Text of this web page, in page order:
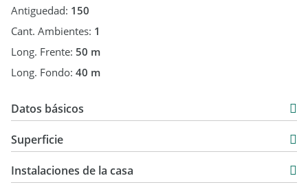
Antiguedad: 150
Cant. Ambientes: 1
Long. Frente: 50 m
Long. Fondo: 40 m
Datos básicos
USD 1.500.000
Superficie
2.025 m2
Instalaciones de la casa